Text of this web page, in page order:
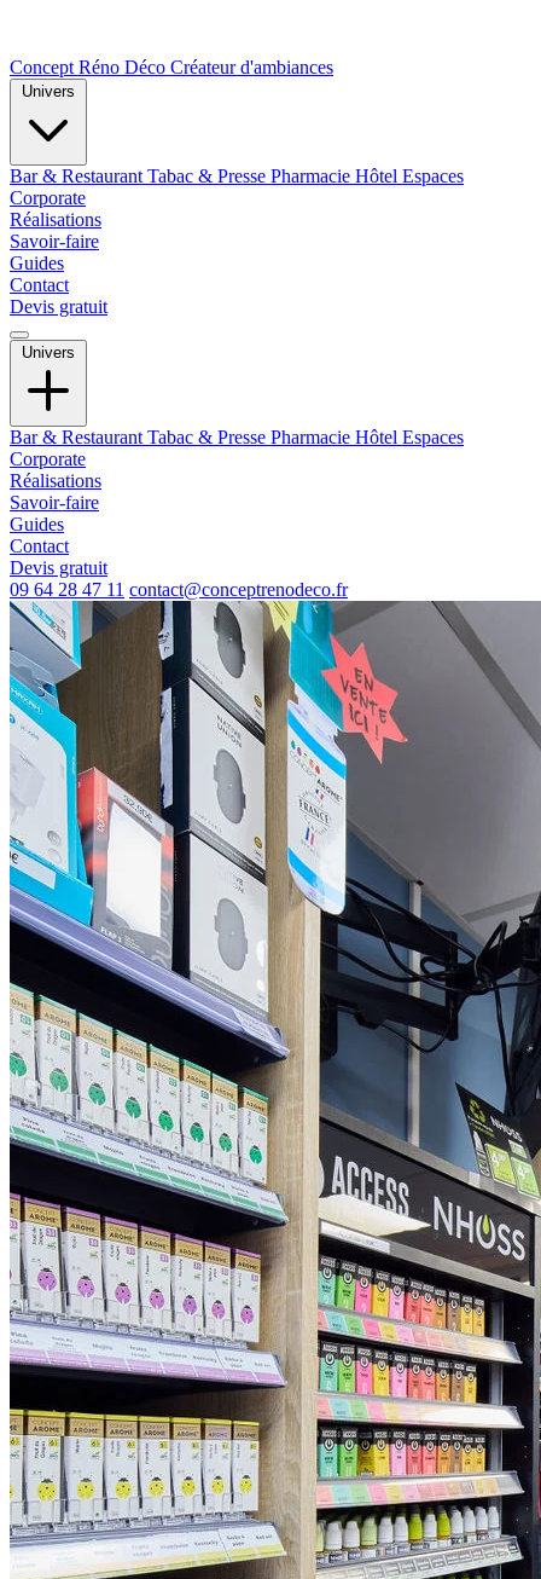
Concept Réno Déco Créateur d'ambiances
Bar & Restaurant Tabac & Presse Pharmacie Hôtel Espaces
Corporate
Réalisations
Savoir-faire
Guides
Contact
Devis gratuit
Univers
Bar & Restaurant Tabac & Presse Pharmacie Hôtel Espaces
Corporate
Réalisations
Savoir-faire
Guides
Contact
Devis gratuit
09 64 28 47 11 contact@conceptrenodeco.fr